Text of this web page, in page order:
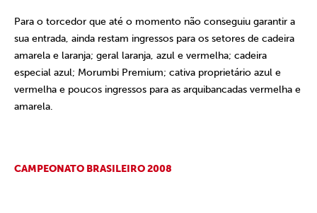
Para o torcedor que até o momento não conseguiu garantir a
sua entrada, ainda restam ingressos para os setores de cadeira
amarela e laranja; geral laranja, azul e vermelha; cadeira
especial azul; Morumbi Premium; cativa proprietário azul e
vermelha e poucos ingressos para as arquibancadas vermelha e
amarela.
CAMPEONATO BRASILEIRO 2008